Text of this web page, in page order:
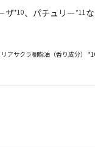
ザ*10、パチュリー*11
サクラ樹脂油（香り成分）